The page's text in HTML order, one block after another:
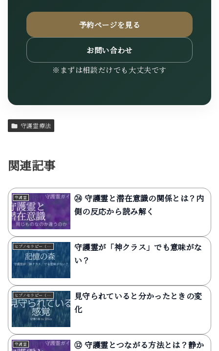
予約ページを見る
お問い合わせ
※まずは相談だけでも大丈夫です
守護霊療法
関連記事
守護霊
㉔ 守護霊と潜在意識の関係とは？内
側の反応から読み解く
ヒプノセラピー（催眠療法）
守護霊が「神クラス」でも意味がな
い？
ヒプノセラピー（催眠療法）
見守られていると分かったときの変
化
守護霊
⑫ 守護霊とつながる方法とは？静か